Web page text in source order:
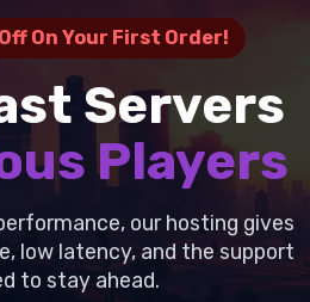
On Your First Order!
Servers
Players
our hosting gives
low latency, and the support
to stay ahead.